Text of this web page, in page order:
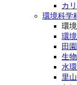
カ
環境科学
環
環
田
生
水
里